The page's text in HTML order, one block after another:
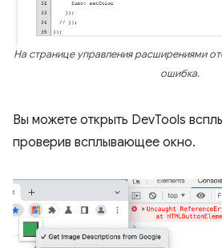
На странице управления расширениями
ошибка.
Вы можете открыть DevTools
проверив всплывающее окно.